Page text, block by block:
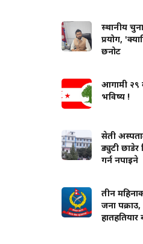
स्थानीय
प्रयोग,
छनोट
आगामी २९
भविष्य !
सेती
ड्युटी छाडेर
गर्न नपाइने
तीन
जना
हातहतियार